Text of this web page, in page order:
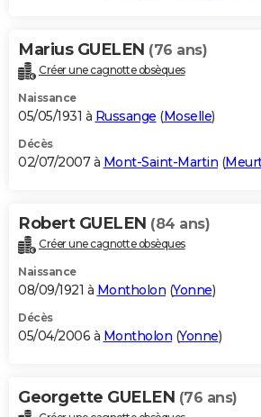
Marius GUELEN (76 ans)
Créer une cagnotte obsèques
Naissance
05/05/1931 à Russange (Moselle)
Décès
02/07/2007 à Mont-Saint-Martin (
Robert GUELEN (84 ans)
Créer une cagnotte obsèques
Naissance
08/09/1921 à Montholon (Yonne)
Décès
05/04/2006 à Montholon (Yonne)
Georgette GUELEN (76 ans)